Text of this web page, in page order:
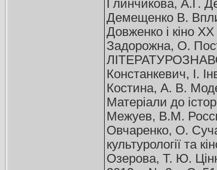
Глинчикова, А.Г.
Демещенко В.
Довженко і кіно
Задорожна, О.
Констанкевич, І.
Костина, А. В.
Матеріали до
Межуев, В.М.
Овчаренко, О.
культурології та
Озерова, Т. Ю.